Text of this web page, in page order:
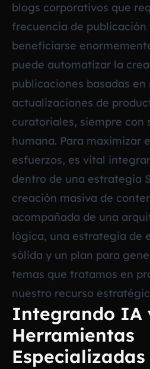
blogs corporativos que
frecuencia de
beneficiarse
puede automatizar la
publicaciones basadas
actualizaciones de
curatoriales, siempre con
humana. Para maximizar
esfuerzos, es vital
dentro de una estrategia
creación masiva de
acompañada de una
lógica, una estrategia de
sólida y un plan para
temas que tratamos en
nuestro recurso
Integrando IA
Herramientas
Especializadas